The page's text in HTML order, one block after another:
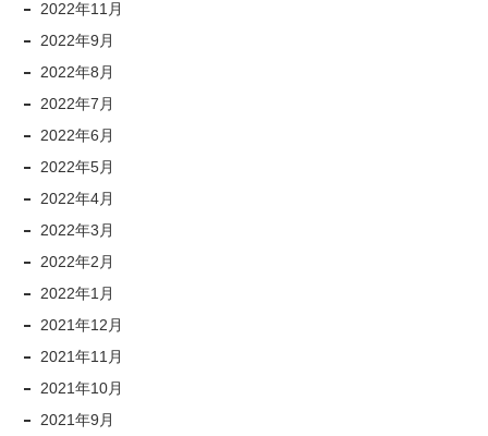
2022年11月
2022年9月
2022年8月
2022年7月
2022年6月
2022年5月
2022年4月
2022年3月
2022年2月
2022年1月
2021年12月
2021年11月
2021年10月
2021年9月